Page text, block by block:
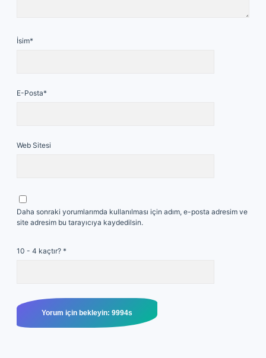
İsim*
E-Posta*
Web Sitesi
Daha sonraki yorumlarımda kullanılması için adım, e-posta adresim ve
site adresim bu tarayıcıya kaydedilsin.
10 - 4 kaçtır? *